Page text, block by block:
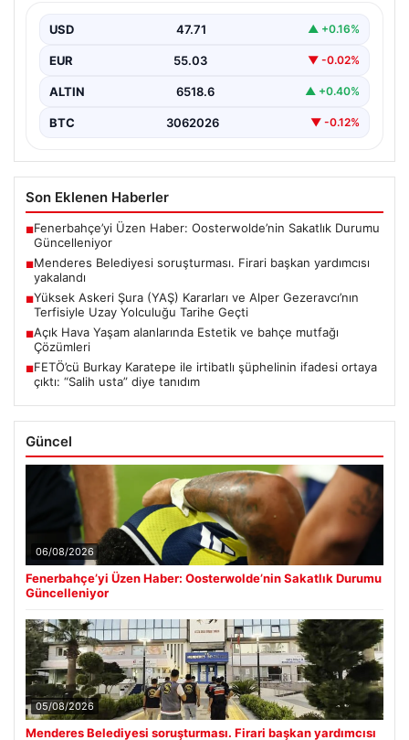
Sonuçlandı: Firari Başkan Yardımcısı Yakalandı”,
“content”: “ İzmir’in…
USD 47.71 ▲ +0.16%
EUR 55.03 ▼ -0.02%
ALTIN 6518.6 ▲ +0.40%
BTC 3062026 ▼ -0.12%
Son Eklenen Haberler
■Fenerbahçe’yi Üzen Haber: Oosterwolde’nin Sakatlık Durumu
Güncelleniyor
■Menderes Belediyesi soruşturması. Firari başkan yardımcısı
yakalandı
■Yüksek Askeri Şura (YAŞ) Kararları ve Alper Gezeravcı’nın
Terfisiyle Uzay Yolculuğu Tarihe Geçti
■Açık Hava Yaşam alanlarında Estetik ve bahçe mutfağı
Çözümleri
■FETÖ’cü Burkay Karatepe ile irtibatlı şüphelinin ifadesi ortaya
çıktı: “Salih usta” diye tanıdım
Güncel
06/08/2026
Fenerbahçe’yi Üzen Haber: Oosterwolde’nin Sakatlık Durumu
Güncelleniyor
05/08/2026
Menderes Belediyesi soruşturması. Firari başkan yardımcısı